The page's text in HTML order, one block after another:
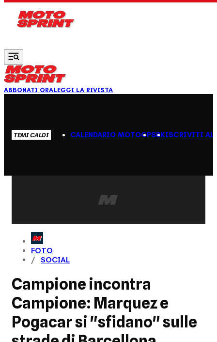
ABBONATI ORALEGGI LA RIVISTA
TEMI CALDI CALENDARIO MOTOGPSBKISCRIVITI AL
FOTO
SOCIAL
Campione incontra
Campione: Marquez e
Pogacar si "sfidano" sulle